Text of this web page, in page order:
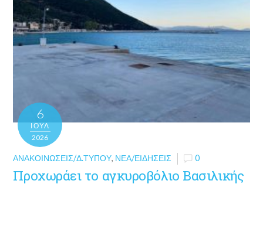
6
ΙΟΎΛ
2026
ΑΝΑΚΟΙΝΏΣΕΙΣ/Δ.ΤΎΠΟΥ, ΝΈΑ/ΕΙΔΉΣΕΙΣ 0
Προχωράει το αγκυροβόλιο Βασιλικής